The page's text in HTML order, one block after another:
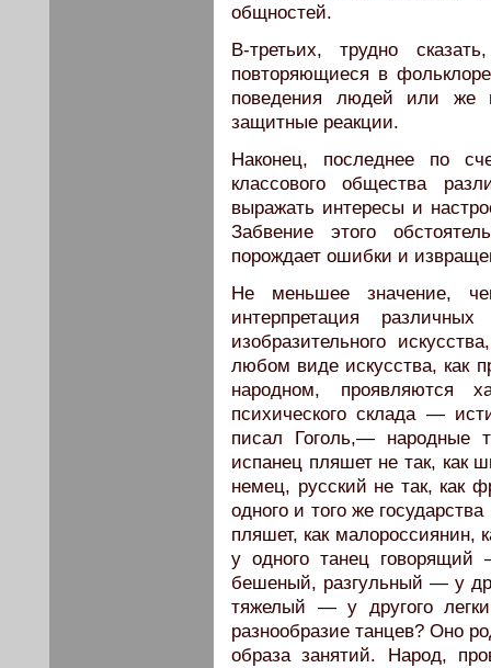
общностей.
В-третьих, трудно
повторяющиеся в
поведения людей или же
защитные реакции.
Наконец, последнее по
классового общества
выражать интересы и
Забвение этого
порождает ошибки и
Не меньшее значение,
интерпретация
изобразительного
любом виде искусства, как
народном, проявляются
психического склада —
писал Гоголь,— народные
испанец пляшет не так, как
немец, русский не так, как
одного и того же
пляшет, как малороссиянин,
у одного танец говорящий
бешеный, разгульный — у
тяжелый — у другого
разнообразие танцев? Оно
образа занятий. Народ,